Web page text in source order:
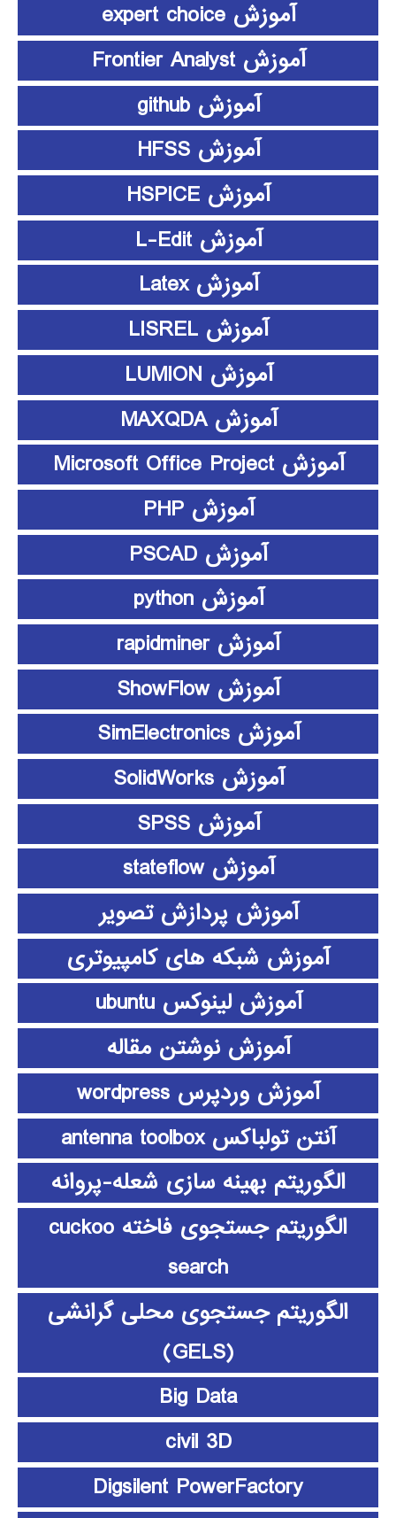
آموزش expert choice
آموزش Frontier Analyst
آموزش github
آموزش HFSS
آموزش HSPICE
آموزش L-Edit
آموزش Latex
آموزش LISREL
آموزش LUMION
آموزش MAXQDA
آموزش Microsoft Office Project
آموزش PHP
آموزش PSCAD
آموزش python
آموزش rapidminer
آموزش ShowFlow
آموزش SimElectronics
آموزش SolidWorks
آموزش SPSS
آموزش stateflow
آموزش پردازش تصویر
آموزش شبکه های کامپیوتری
آموزش لینوکس ubuntu
آموزش نوشتن مقاله
آموزش وردپرس wordpress
آنتن تولباکس antenna toolbox
الگوریتم بهینه سازی شعله-پروانه
الگوریتم جستجوی فاخته cuckoo
search
الگوریتم جستجوی محلی گرانشی
(GELS)
Big Data
civil 3D
Digsilent PowerFactory